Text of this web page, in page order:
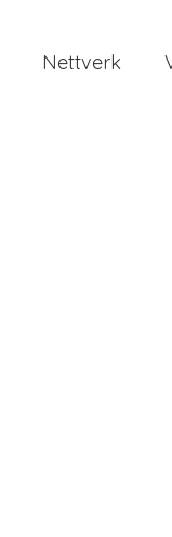
Nettverk